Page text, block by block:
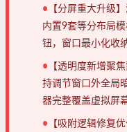
• 【分屏重大升级
内置9套等分布局
钮，窗口最小化收
• 【透明度新增聚
持调节窗口外全局
器完整覆盖虚拟屏幕
• 【吸附逻辑修复